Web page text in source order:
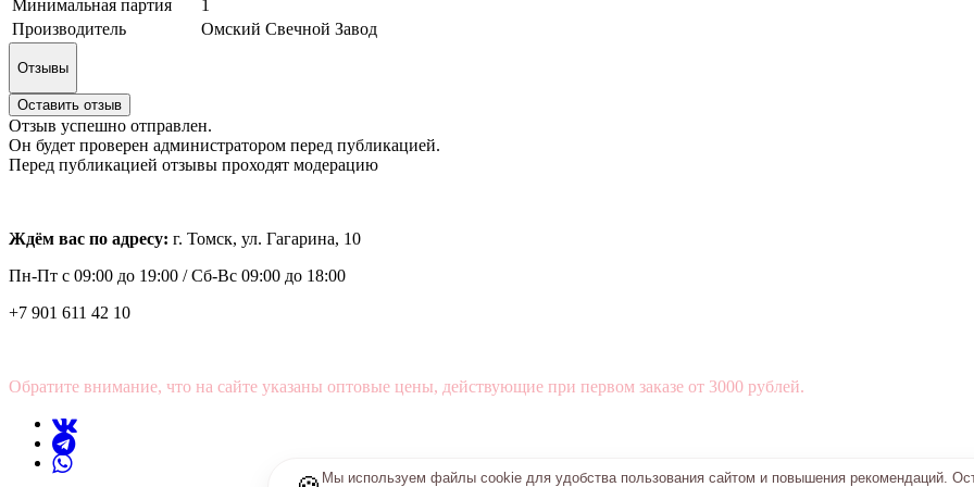
Минимальная партия
1
Производитель
Омский Свечной Завод
Отзывы
Оставить отзыв
Отзыв успешно отправлен.
Он будет проверен администратором перед публикацией.
Перед публикацией отзывы проходят модерацию
Ждём вас по адресу: г. Томск, ул. Гагарина, 10
Пн-Пт с 09:00 до 19:00 /Сб-Вс 09:00 до 18:00
+7 901 611 42 10
Обратите внимание, что на сайте указаны оптовые цены, действующие при первом заказе от 3000 рублей.
Мы используем файлы cookie для удобства пользования сайтом и повышения рекомендаций.